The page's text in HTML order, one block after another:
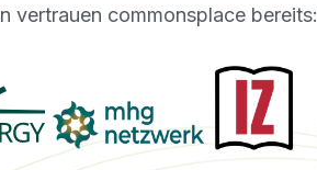
vertrauen commonsplace bereits: